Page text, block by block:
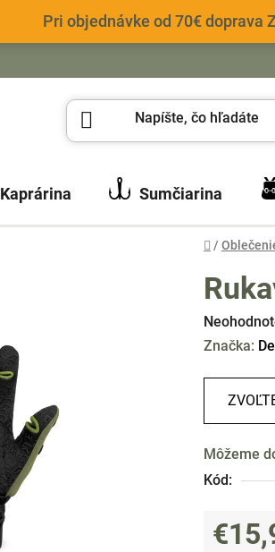
Pri objednávke od 70€ doprava
Kaprárina Sumčiarina
Domov
/
Priemerné
hodnotenie
hviezdičiek.
Značka:
Môžeme
Kód: